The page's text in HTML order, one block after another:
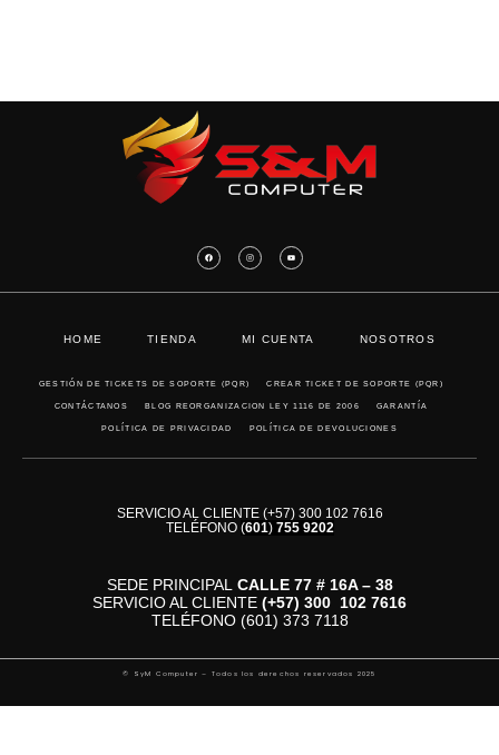
HOME TIENDA MI CUENTA NOSOTROS
GESTIÓN DE TICKETS DE SOPORTE (PQR) CREAR TICKET DE SOPORTE (PQR)
CONTÁCTANOS BLOG REORGANIZACION LEY 1116 DE 2006 GARANTÍA
POLÍTICA DE PRIVACIDAD POLÍTICA DE DEVOLUCIONES
SERVICIO AL CLIENTE (+57) 300 102 7616
TELÉFONO (601) 755 9202
SEDE PRINCIPAL CALLE 77 # 16A – 38
SERVICIO AL CLIENTE (+57) 300 102 7616
TELÉFONO (601) 373 7118
© SyM Computer – Todos los derechos reservados 2025